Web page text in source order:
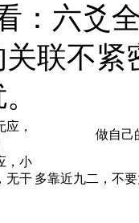
：六爻
联不紧
，
做自己
，小
无干 多靠近九二，不